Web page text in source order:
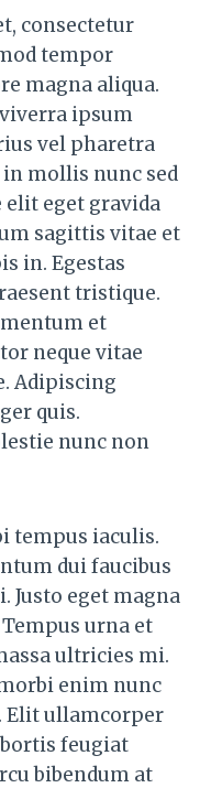
consectetur
tempor
magna aliqua.
ipsum
vel pharetra
mollis nunc sed
elit eget gravida
sagittis vitae et
in. Egestas
tristique.
et
neque vitae
Adipiscing
quis.
nunc non
tempus iaculis.
dui faucibus
Justo eget magna
urna et
ultricies mi.
enim nunc
Elit ullamcorper
feugiat
bibendum at